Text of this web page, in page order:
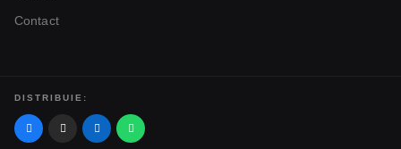
Contact
DISTRIBUIE: